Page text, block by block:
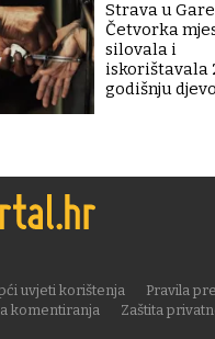
Strava u
Četvorka
silovala i
iskorištavala
godišnju
uvjeti korištenja
Pravila
komentiranja Zaštita